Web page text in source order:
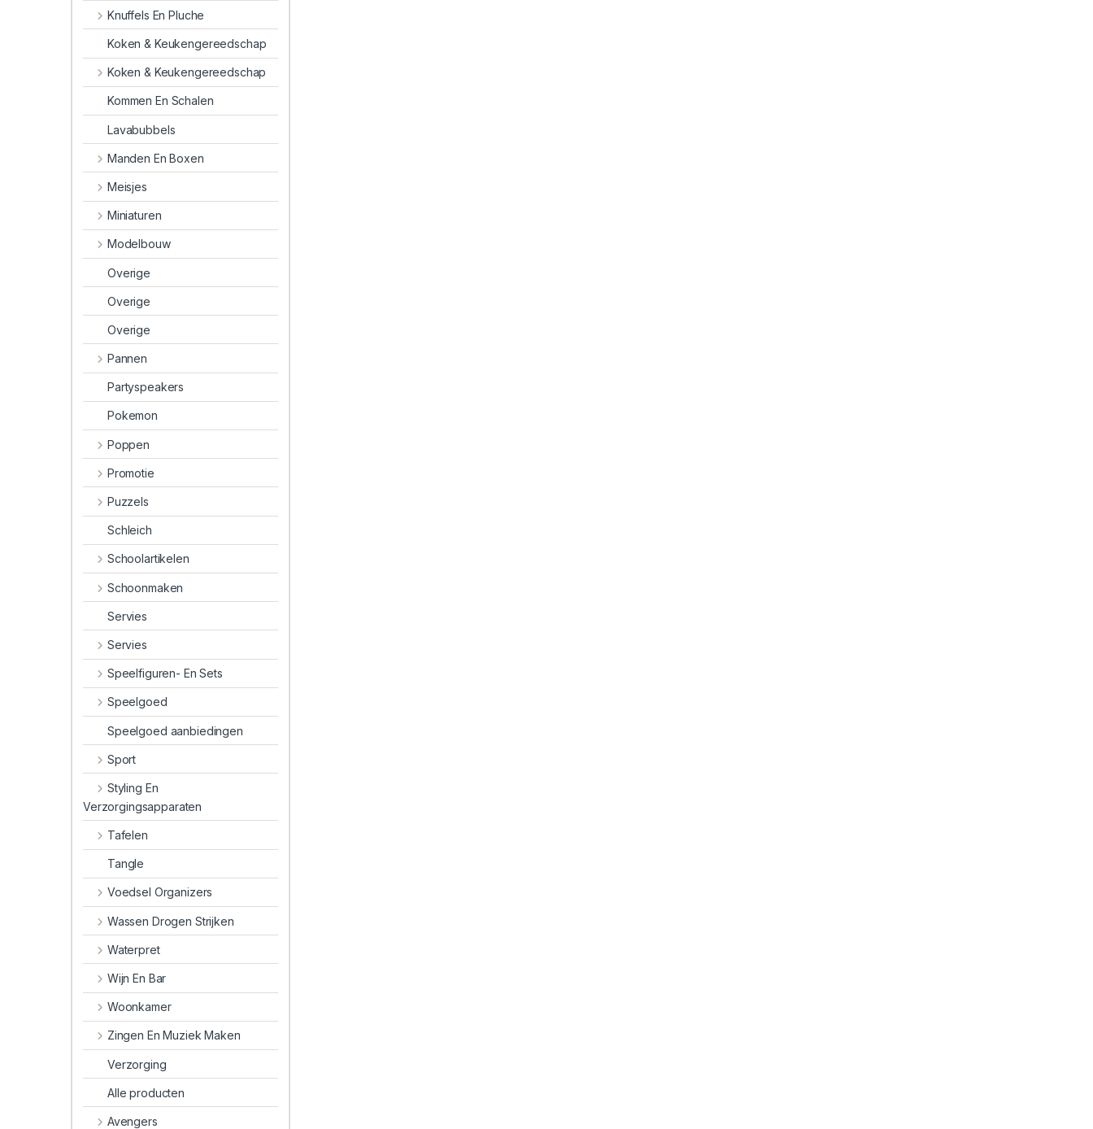
Knuffels En Pluche
Koken & Keukengereedschap
Koken & Keukengereedschap
Kommen En Schalen
Lavabubbels
Manden En Boxen
Meisjes
Miniaturen
Modelbouw
Overige
Overige
Overige
Pannen
Partyspeakers
Pokemon
Poppen
Promotie
Puzzels
Schleich
Schoolartikelen
Schoonmaken
Servies
Servies
Speelfiguren- En Sets
Speelgoed
Speelgoed aanbiedingen
Sport
Styling En
Verzorgingsapparaten
Tafelen
Tangle
Voedsel Organizers
Wassen Drogen Strijken
Waterpret
Wijn En Bar
Woonkamer
Zingen En Muziek Maken
Verzorging
Alle producten
Avengers